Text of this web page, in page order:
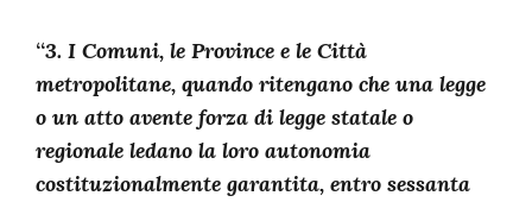
“3. I Comuni, le Province e le Città
metropolitane, quando ritengano che una legge
o un atto avente forza di legge statale o
regionale ledano la loro autonomia
costituzionalmente garantita, entro sessanta